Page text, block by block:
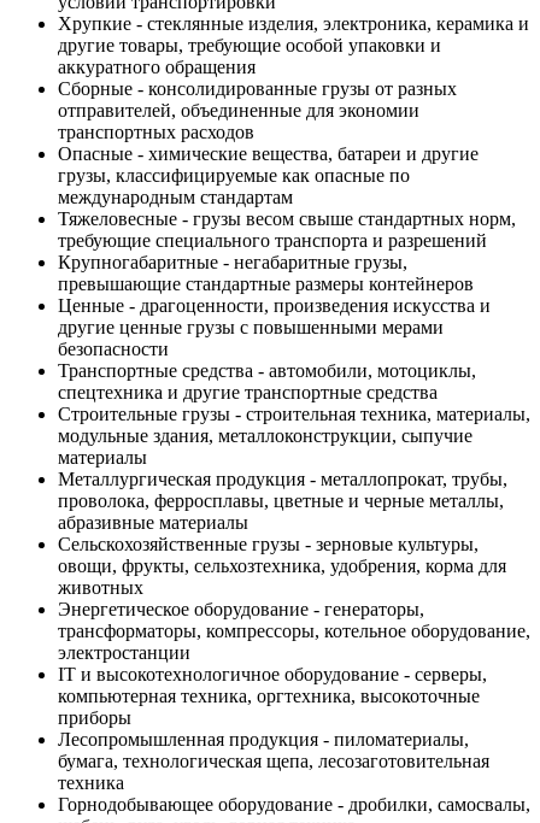
Хрупкие - стеклянные изделия, электроника, керамика и
другие товары, требующие особой упаковки и
аккуратного обращения
Сборные - консолидированные грузы от разных
отправителей, объединенные для экономии
транспортных расходов
Опасные - химические вещества, батареи и другие
грузы, классифицируемые как опасные по
международным стандартам
Тяжеловесные - грузы весом свыше стандартных норм,
требующие специального транспорта и разрешений
Крупногабаритные - негабаритные грузы,
превышающие стандартные размеры контейнеров
Ценные - драгоценности, произведения искусства и
другие ценные грузы с повышенными мерами
безопасности
Транспортные средства - автомобили, мотоциклы,
спецтехника и другие транспортные средства
Строительные грузы - строительная техника, материалы,
модульные здания, металлоконструкции, сыпучие
материалы
Металлургическая продукция - металлопрокат, трубы,
проволока, ферросплавы, цветные и черные металлы,
абразивные материалы
Сельскохозяйственные грузы - зерновые культуры,
овощи, фрукты, сельхозтехника, удобрения, корма для
животных
Энергетическое оборудование - генераторы,
трансформаторы, компрессоры, котельное оборудование,
электростанции
IT и высокотехнологичное оборудование - серверы,
компьютерная техника, оргтехника, высокоточные
приборы
Лесопромышленная продукция - пиломатериалы,
бумага, технологическая щепа, лесозаготовительная
техника
Горнодобывающее оборудование - дробилки, самосвалы,